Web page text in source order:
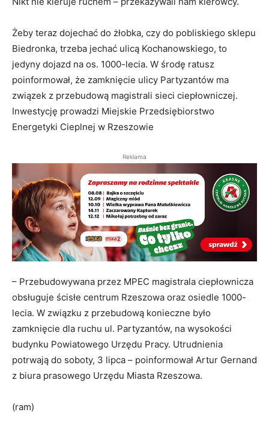
Żeby teraz dojechać do żłobka, czy do pobliskiego sklepu
Biedronka, trzeba jechać ulicą Kochanowskiego, to
jedyny dojazd na os. 1000-lecia. W środę ratusz
poinformował, że zamknięcie ulicy Partyzantów ma
związek z przebudową magistrali sieci ciepłowniczej.
Inwestycję prowadzi Miejskie Przedsiębiorstwo
Energetyki Cieplnej w Rzeszowie
Reklama
– Przebudowywana przez MPEC magistrala ciepłownicza
obsługuje ścisłe centrum Rzeszowa oraz osiedle 1000-
lecia. W związku z przebudową konieczne było
zamknięcie dla ruchu ul. Partyzantów, na wysokości
budynku Powiatowego Urzędu Pracy. Utrudnienia
potrwają do soboty, 3 lipca – poinformował Artur Gernand
z biura prasowego Urzędu Miasta Rzeszowa.
(ram)